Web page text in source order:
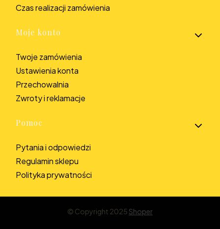
Czas realizacji zamówienia
Moje konto
Twoje zamówienia
Ustawienia konta
Przechowalnia
Zwroty i reklamacje
Pomoc
Pytania i odpowiedzi
Regulamin sklepu
Polityka prywatności
© Copyright 2025Shoper